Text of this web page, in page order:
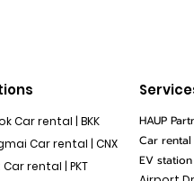
Car rental | BKK
Car rental | CNX
Car rental | PKT
HAUP
Car rental
EV station